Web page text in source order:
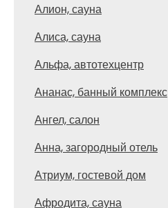
Алион, сауна
Алиса, сауна
Альфа, автотехцентр
Ананас, банный комплекс
Ангел, салон
Анна, загородный отель
Атриум, гостевой дом
Афродита, сауна